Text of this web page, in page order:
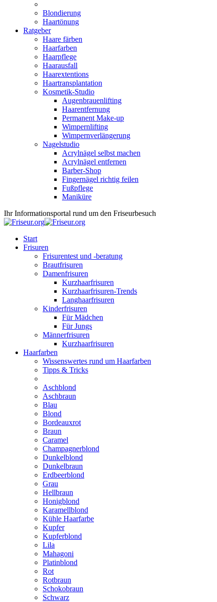
Blondierung
Haartönung
Ratgeber
Haare färben
Haarfarben
Haarpflege
Haarausfall
Haarextentions
Haartransplantation
Kosmetik-Studio
Augenbrauenlifting
Haarentfernung
Permanent Make-up
Wimpernlifting
Wimpernverlängerung
Nagelstudio
Acrylnägel selbst machen
Acrylnägel entfernen
Barber-Shop
Fingernägel richtig feilen
Fußpflege
Maniküre
Ihr Informationsportal rund um den Friseurbesuch
Start
Frisuren
Frisurentest und -beratung
Brautfrisuren
Damenfrisuren
Kurzhaarfrisuren
Kurzhaarfrisuren-Trends
Langhaarfrisuren
Kinderfrisuren
Für Mädchen
Für Jungs
Männerfrisuren
Kurzhaarfrisuren
Haarfarben
Wissenswertes rund um Haarfarben
Tipps & Tricks
Aschblond
Aschbraun
Blau
Blond
Bordeauxrot
Braun
Caramel
Champagnerblond
Dunkelblond
Dunkelbraun
Erdbeerblond
Grau
Hellbraun
Honigblond
Karamellblond
Kühle Haarfarbe
Kupfer
Kupferblond
Lila
Mahagoni
Platinblond
Rot
Rotbraun
Schokobraun
Schwarz